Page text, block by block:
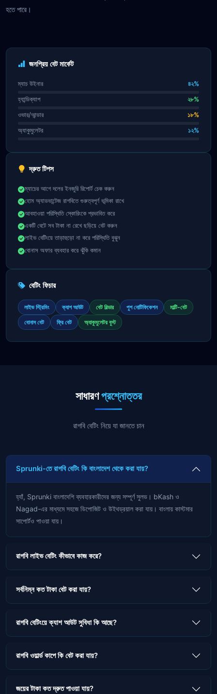
হতে পারে।
জনপ্রিয় বেট মার্কেট
ম্যাচ উইনার
৪২%
হ্যান্ডিক্যাপ
২৮%
ওভার/আন্ডার
১৮%
অ্যাকুমুলেটর
১২%
দ্রুত টিপস
ম্যাচের আগে দলের ইনজুরি রিপোর্ট চেক করুন
হোম অ্যাডভান্টেজ রাগবিতে গুরুত্বপূর্ণ ভূমিকা রাখে
আবহাওয়া পরিস্থিতি স্কোরিংকে প্রভাবিত করে
একটি বেটে সব টাকা না রেখে ছড়িয়ে বেট করুন
লাইভ বেটিংয়ে তাড়াহুড়ো না করে পরিস্থিতি বুঝুন
বোনাস অফার ব্যবহার করে ঝুঁকি কমান
বেটিং ফিচার
লাইভ স্ট্রিমিং ক্যাশ আউট বেট বিল্ডার পুশ নোটিফিকেশন মাল্টি-বেট
বোনাস বেট ফ্রি বেট অ্যাকুমুলেটর বুস্ট
সাধারণপ্রশ্নোত্তর
রাগবি বেটিং নিয়ে যা জানতে চান
Sprunki-তে রাগবি বেটিং কি বাংলাদেশ থেকে করা যায়?
হ্যাঁ, Sprunki বাংলাদেশি ব্যবহারকারীদের জন্য সম্পূর্ণ সুলভ। bKash ও
Nagad-এর মাধ্যমে সহজে ডিপোজিট ও উইথড্রয়াল করা যায়। বাংলায় কাস্টমার
সাপোর্টও পাওয়া যায়।
রাগবি লাইভ বেটিং কীভাবে কাজ করে?
সর্বনিম্ন কত টাকা বেট করা যায়?
রাগবি বেটিংয়ে ক্যাশ আউট সুবিধা কি আছে?
রাগবি ওয়ার্ল্ড কাপে কি বেট করা যায়?
জয়ের টাকা কত দ্রুত পাওয়া যায়?